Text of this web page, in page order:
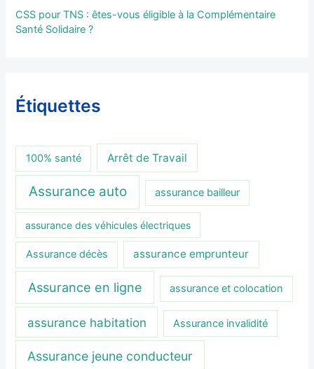
CSS pour TNS : êtes-vous éligible à la Complémentaire
Santé Solidaire ?
Étiquettes
100% santé Arrêt de Travail
Assurance auto assurance bailleur
assurance des véhicules électriques
Assurance décès assurance emprunteur
Assurance en ligne assurance et colocation
assurance habitation Assurance invalidité
Assurance jeune conducteur